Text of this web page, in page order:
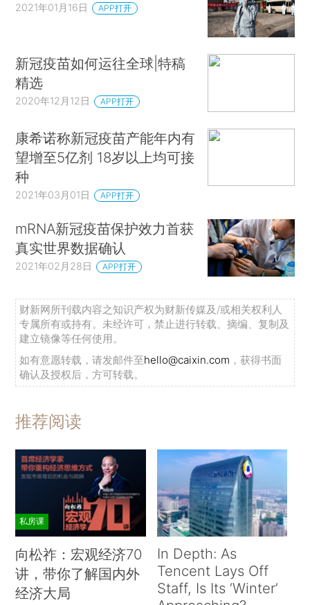
2021年01月16日 APP打开
新冠疫苗如何运往全球|特稿
精选
2020年12月12日 APP打开
康希诺称新冠疫苗产能年内有
望增至5亿剂 18岁以上均可接
种
2021年03月01日 APP打开
mRNA新冠疫苗保护效力首获
真实世界数据确认
2021年02月28日 APP打开
财新网所刊载内容之知识产权为财新传媒及/或相关权利人
专属所有或持有。未经许可，禁止进行转载、摘编、复制及
建立镜像等任何使用。
如有意愿转载，请发邮件至hello@caixin.com ，获得书面
确认及授权后，方可转载。
推荐阅读
私房课
向松祚：宏观经济70
讲，带你了解国内外
经济大局
In Depth: As
Tencent Lays Off
Staff, Is Its ‘Winter’